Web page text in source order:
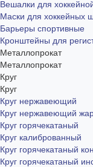
Вешалки для
Маски для хоккейных
Барьеры спортивные
Кронштейны для
Металлопрокат
Металлопрокат
Круг
Круг
Круг нержавеющий
Круг нержавеющий
Круг горячекатаный
Круг калиброванный
Круг горячекатаный
Круг горячекатаный